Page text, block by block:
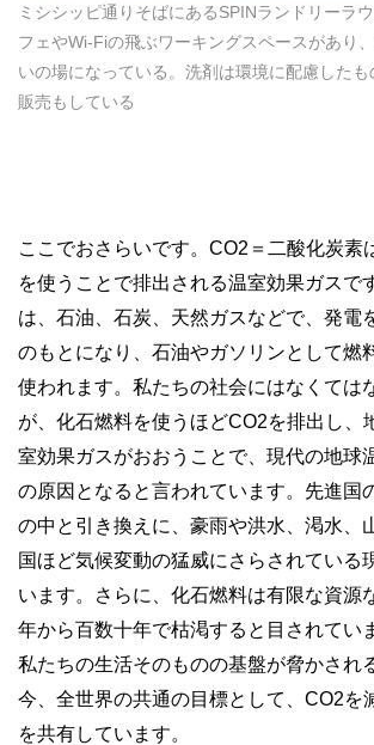
ミシシッピ通りそばにあるSPINランドリーラ
フェやWi-Fiの飛ぶワーキングスペースがあり
いの場になっている。洗剤は環境に配慮したも
販売もしている
ここでおさらいです。CO2＝二酸化炭素
を使うことで排出される温室効果ガスで
は、石油、石炭、天然ガスなどで、発電
のもとになり、石油やガソリンとして燃
使われます。私たちの社会にはなくては
が、化石燃料を使うほどCO2を排出し、
室効果ガスがおおうことで、現代の地球
の原因となると言われています。先進国
の中と引き換えに、豪雨や洪水、渇水、
国ほど気候変動の猛威にさらされている
います。さらに、化石燃料は有限な資源
年から百数十年で枯渇すると目されてい
私たちの生活そのものの基盤が脅かされ
今、全世界の共通の目標として、CO2を
を共有しています。